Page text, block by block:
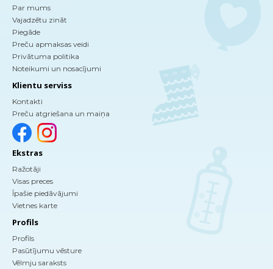
Par mums
Vajadzētu zināt
Piegāde
Preču apmaksas veidi
Privātuma politika
Noteikumi un nosacījumi
Klientu serviss
Kontakti
Preču atgriešana un maiņa
Ekstras
Ražotāji
Visas preces
Īpašie piedāvājumi
Vietnes karte
Profils
Profils
Pasūtījumu vēsture
Vēlmju saraksts